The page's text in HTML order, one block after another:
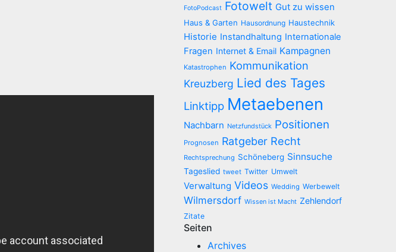
FotoPodcast Fotowelt Gut zu wissen
Haus & Garten Hausordnung Haustechnik
Historie Instandhaltung Internationale
Fragen Internet & Email Kampagnen
Katastrophen Kommunikation
Kreuzberg Lied des Tages
Linktipp Metaebenen
Nachbarn Netzfundstück Positionen
Prognosen Ratgeber Recht
Rechtsprechung Schöneberg Sinnsuche
Tageslied tweet Twitter Umwelt
Verwaltung Videos Wedding Werbewelt
Wilmersdorf Wissen ist Macht Zehlendorf
Zitate
Seiten
Archives